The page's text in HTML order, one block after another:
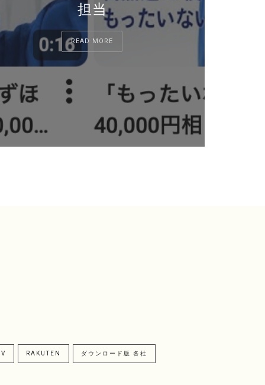
担当
READ MORE
RAKUTEN ダウンロード版 各社